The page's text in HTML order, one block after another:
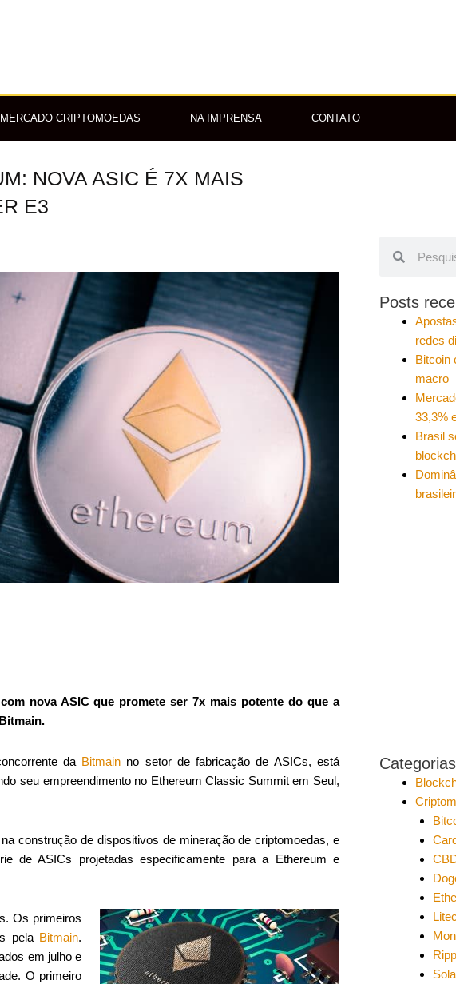
MERCADO CRIPTOMOEDAS NA IMPRENSA CONTATO
NOVA ASIC É 7X MAIS
E3
nova ASIC que promete ser 7x mais potente do que a
da Bitmain no setor de fabricação de ASICs, está
seu empreendimento no Ethereum Classic Summit em Seul,
construção de dispositivos de mineração de criptomoedas, e
de ASICs projetadas especificamente para a Ethereum e
Os primeiros
pela Bitmain.
em julho e
O primeiro
Posts
redes
Bitcoin
macro
33,3%
Brasil
Categorias